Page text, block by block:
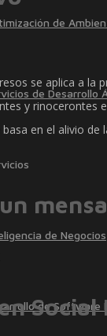
de
de Desarrollo
de Negocios
de Software
se aplica a la
y rinocerontes
en el alivio de
Social